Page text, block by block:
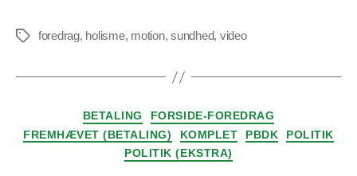
Tagsforedrag, holisme, motion,sundhed, video
Kategorier
BETALING
FORSIDE-FOREDRAG
FREMHÆVET (BETALING)
KOMPLET PBDK
POLITIK
POLITIK (EKSTRA)